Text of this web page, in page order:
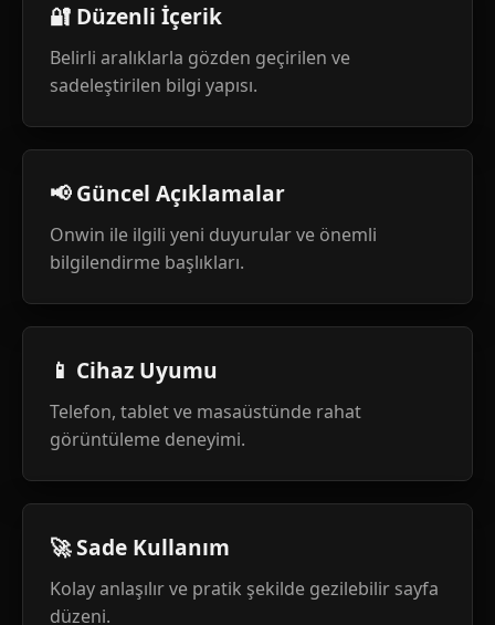
🔐 Düzenli İçerik
Belirli aralıklarla gözden geçirilen ve
sadeleştirilen bilgi yapısı.
📢 Güncel Açıklamalar
Onwin ile ilgili yeni duyurular ve önemli
bilgilendirme başlıkları.
📱 Cihaz Uyumu
Telefon, tablet ve masaüstünde rahat
görüntüleme deneyimi.
🚀 Sade Kullanım
Kolay anlaşılır ve pratik şekilde gezilebilir sayfa
düzeni.